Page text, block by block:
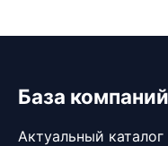
База компаний
Актуальный